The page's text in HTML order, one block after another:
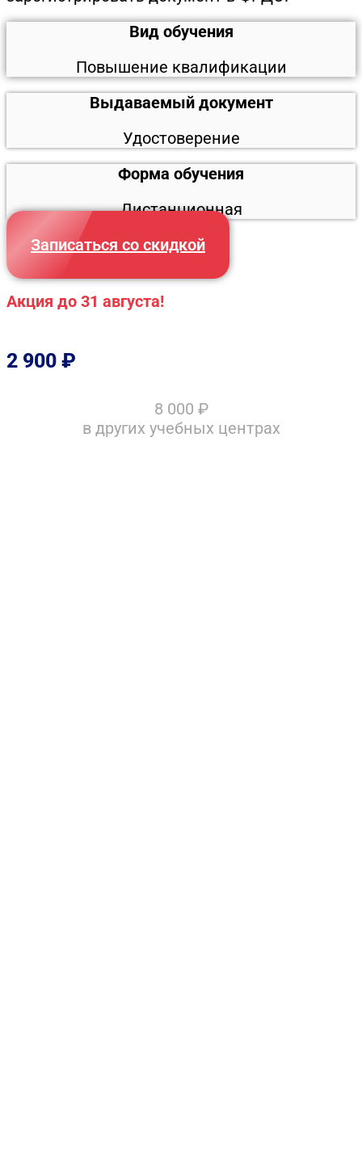
Вид обучения
Повышение квалификации
Выдаваемый документ
Удостоверение
Форма обучения
Дистанционная
Записаться со скидкой
Акция до 31 августа!
2 900 ₽
8 000 ₽
в других учебных центрах